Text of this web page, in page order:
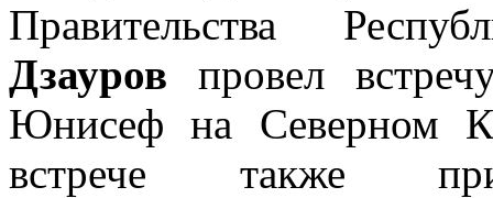
Правительства
Дзауров провел
Юнисеф на Северном
встрече также